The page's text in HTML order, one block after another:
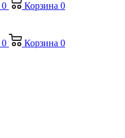
0 Корзина 0
0 Корзина 0